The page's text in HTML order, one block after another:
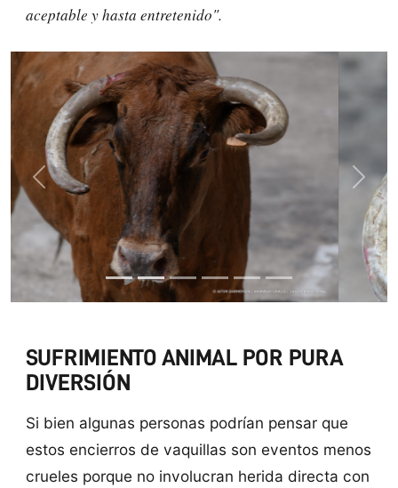
aceptable y hasta entretenido".
Previous Next
SUFRIMIENTO ANIMAL POR PURA
DIVERSIÓN
Si bien algunas personas podrían pensar que
estos encierros de vaquillas son eventos menos
crueles porque no involucran herida directa con